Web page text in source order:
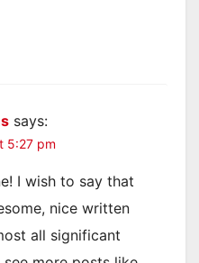
says:
5:27 pm
I wish to say that
nice written
all significant